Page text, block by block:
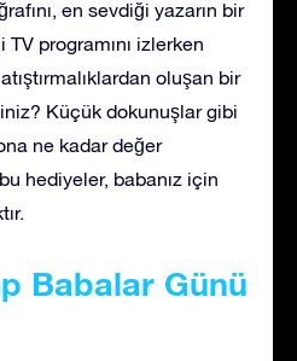
en sevdiği yazarın bir
TV programını izlerken
oluşan bir
Küçük dokunuşlar gibi
ne kadar değer
hediyeler, babanız için
Babalar Günü